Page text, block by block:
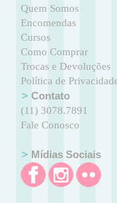
Quem Somos
Encomendas
Cursos
Como Comprar
Trocas e Devoluções
Política de
Contato
(11) 3078.7891
Fale Conosco
Mídias Sociais